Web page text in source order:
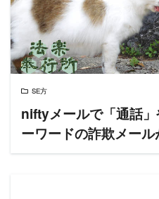
SE方
niftyメールで「通話
ーワードの詐欺メー